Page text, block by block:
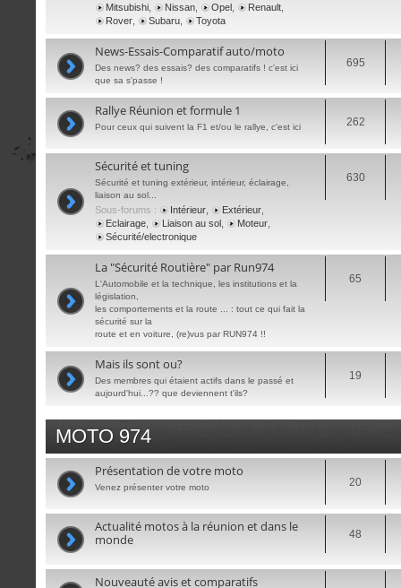
Mitsubishi
Nissan Opel Renault
Rover
Subaru Toyota
News-Essais-Comparatif auto/moto
Des news? des essais? des comparatifs ! c'est ici
que sa s'passe !
695
Rallye Réunion et formule 1
Pour ceux qui suivent la F1 et/ou le rallye, c'est ici 262
Sécurité et tuning
Sécurité et tuning extérieur, intérieur, éclairage,
liaison au sol...
Sous-forums : Intérieur Extérieur
Eclairage
Liaison au sol Moteur
Sécurité/electronique
630
La "Sécurité Routière" par Run974
L'Automobile et la technique, les institutions et la
législation,
les comportements et la route ... : tout ce qui fait la
sécurité sur la
route et en voiture, (re)vus par RUN974 !!
65
Mais ils sont ou?
Des membres qui étaient actifs dans le passé et
aujourd'hui...?? que deviennent t'ils?
19
MOTO 974
Présentation de votre moto
Venez présenter votre moto 20
Actualité motos à la réunion et dans le
monde
48
Nouveauté avis et comparatifs